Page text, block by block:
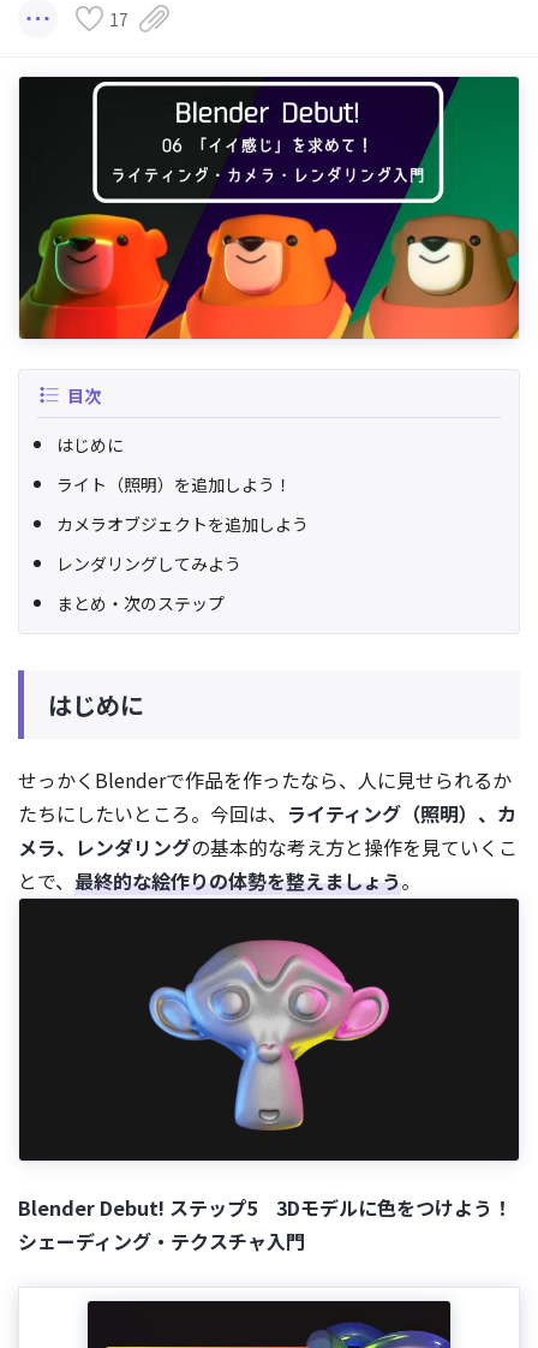
17
目次
はじめに
ライト（照明）を追加しよう！
カメラオブジェクトを追加しよう
レンダリングしてみよう
まとめ・次のステップ
はじめに
せっかくBlenderで作品を作ったなら、人に見せられるか
たちにしたいところ。今回は、 ライティング（照明）、カ
メラ、レンダリングの基本的な考え方と操作を見ていくこ
とで、 最終的な絵作りの体勢を整えましょう。
Blender Debut! ステップ5 3Dモデルに色をつけよう！
シェーディング・テクスチャ入門